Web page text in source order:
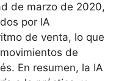
de marzo de 2020,
por IA
de venta, lo que
de
En resumen, la IA